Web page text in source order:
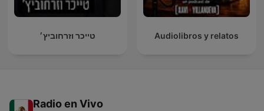
טייכר וזרחוביץ׳ Audiolibros y relatos
Radio en Vivo